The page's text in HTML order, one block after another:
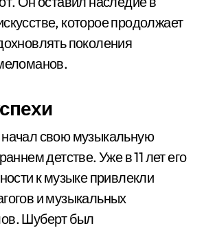
которое продолжает
поколения
свою музыкальную
детстве. Уже в 11 лет его
к музыке привлекли
и музыкальных
Шуберт был